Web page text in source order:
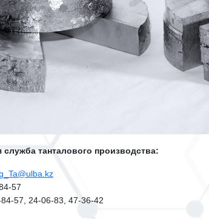
служба танталового производства:
57
57, 24-06-83, 47-36-42